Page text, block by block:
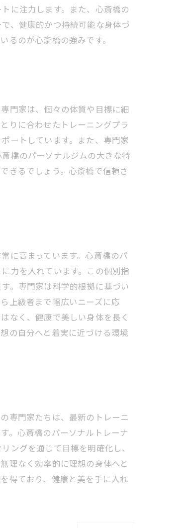
に注力します。また、心斎橋の
、健康的かつ持続可能な身体づ
るのが心斎橋の強みです。
門家は、個々の体質や目標に細
りに合わせたトレーニングプラ
ートしています。また、専門家
橋のパーソナルジムの大きな特
きるでしょう。心斎橋で信頼さ
に高まっています。心斎橋のパ
力を入れています。この個別指
。専門家は科学的根拠に基づい
上級者まで幅広いニーズに応
なく、健康で美しい身体を長く
の自分へと着実に近づける環境
専門家たちは、最新のトレーニ
。心斎橋のパーソナルトレーナ
ングを通じて目標を明確化し、
理なく効率的に理想の身体へと
得ており、健康と美を手に入れ